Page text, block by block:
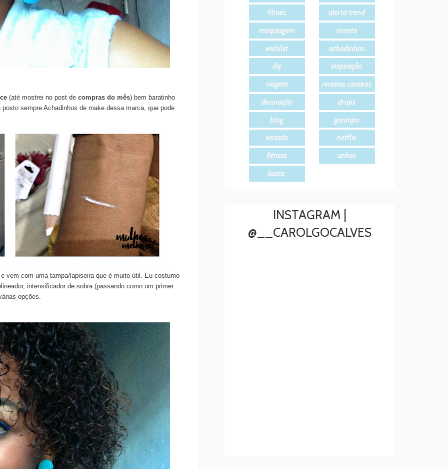
(até mostrei no post de compras do mês) bem baratinho
sempre Achadinhos de make dessa marca, que pode
vem com uma tampa/lapiseira que é muito útil. Eu costumo
intensificador de sobra (passando como um primer
opções.
filmes
alerta trend
maquiagem
evento
wishlist
achadinhos
diy
inspiração
viagem
receitas caseiras
decoração
drops
blog
garimpo
seriado
netflix
fitness
unhas
bazar
INSTAGRAM |
@__CAROLGOCALVES